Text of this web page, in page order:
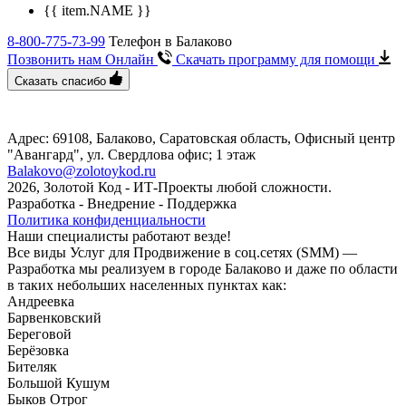
{{ item.NAME }}
8-800-775-73-99 Телефон в Балаково
Позвонить нам Онлайн
Скачать программу для помощи
Сказать спасибо
Адрес: 69108, Балаково, Саратовская область, Офисный центр
"Авангард", ул. Свердлова офис; 1 этаж
Balakovo@zolotoykod.ru
2026, Золотой Код - ИТ-Проекты любой сложности.
Разработка - Внедрение - Поддержка
Политика конфиденциальности
Наши специалисты работают везде!
Все виды Услуг для Продвижение в соц.сетях (SMM) —
Разработка мы реализуем в городе Балаково и даже по области
в таких небольших населенных пунктах как:
Андреевка
Барвенковский
Береговой
Берёзовка
Бителяк
Большой Кушум
Быков Отрог